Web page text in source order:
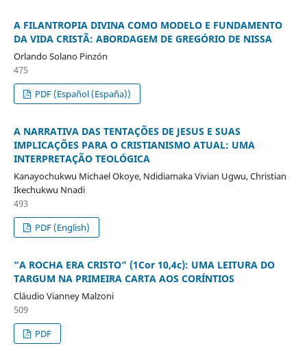
A FILANTROPIA DIVINA COMO MODELO E FUNDAMENTO
DA VIDA CRISTÃ: ABORDAGEM DE GREGÓRIO DE NISSA
Orlando Solano Pinzón
475
PDF (Español (España))
A NARRATIVA DAS TENTAÇÕES DE JESUS E SUAS
IMPLICAÇÕES PARA O CRISTIANISMO ATUAL: UMA
INTERPRETAÇÃO TEOLÓGICA
Kanayochukwu Michael Okoye, Ndidiamaka Vivian Ugwu, Christian
Ikechukwu Nnadi
493
PDF (English)
“A ROCHA ERA CRISTO” (1Cor 10,4c): UMA LEITURA DO
TARGUM NA PRIMEIRA CARTA AOS CORÍNTIOS
Cláudio Vianney Malzoni
509
PDF